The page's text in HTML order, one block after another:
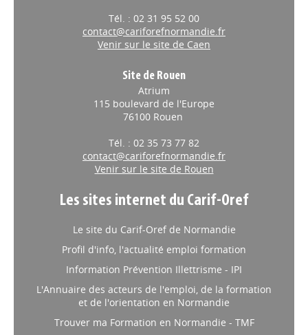
Tél. : 02 31 95 52 00
contact@cariforefnormandie.fr
Venir sur le site de Caen
Site de Rouen
Atrium
115 boulevard de l'Europe
76100 Rouen
Tél. : 02 35 73 77 82
contact@cariforefnormandie.fr
Venir sur le site de Rouen
Les sites internet du Carif-Oref
Le site du Carif-Oref de Normandie
Profil d'info, l'actualité emploi formation
Information Prévention Illettrisme - IPI
L'Annuaire des acteurs de l'emploi, de la formation
et de l'orientation en Normandie
Trouver ma Formation en Normandie - TMF